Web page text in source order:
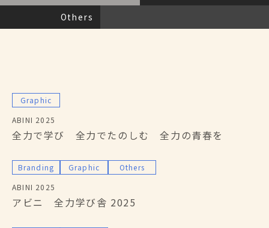
Others
Graphic
ABINI 2025
全力で学び 全力でたのしむ 全力の青春を
Branding Graphic
Others
ABINI 2025
アビニ 全力学び舎 2025